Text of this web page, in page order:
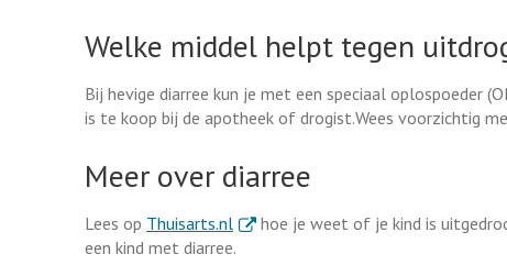
Welke middel helpt tegen
Bij hevige diarree kun je met een speciaal oplospoeder
is te koop bij de apotheek of drogist.Wees voorzichtig
Meer over diarree
Lees op Thuisarts.nl . Externe link
hoe je weet of je kind is
een kind met diarree.